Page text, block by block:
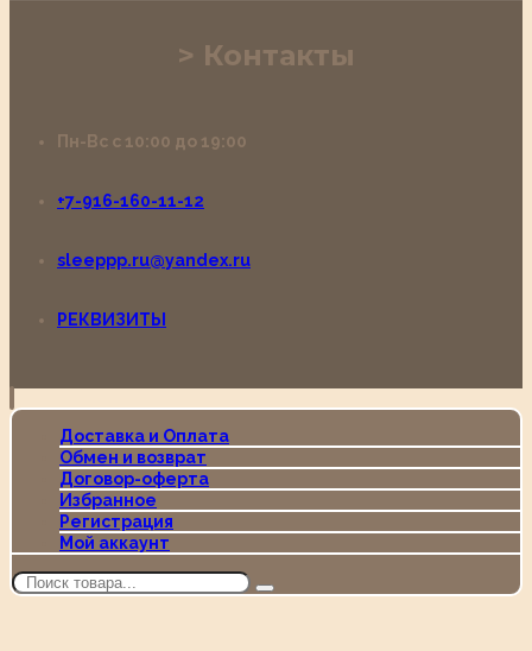
Контакты
Пн-Вс с 10:00 до 19:00
+7-916-160-11-12
sleeppp.ru@yandex.ru
РЕКВИЗИТЫ
Доставка и Оплата
Обмен и возврат
Договор-оферта
Избранное
Регистрация
Мой аккаунт